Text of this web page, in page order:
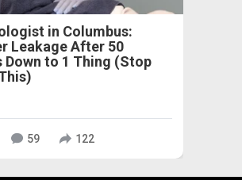
in Columbus:
Leakage After 50
Down to 1 Thing (Stop
59 122